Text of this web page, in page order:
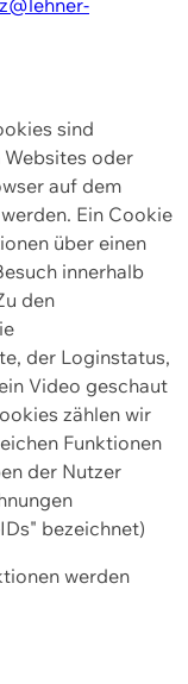
sind
oder
auf dem
Ein Cookie
über einen
innerhalb
den
der Loginstatus,
Video geschaut
zählen wir
Funktionen
der Nutzer
bezeichnet)
werden